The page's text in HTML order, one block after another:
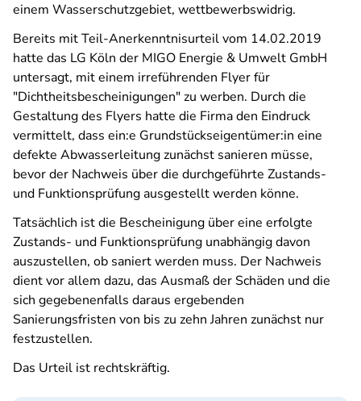
einem Wasserschutzgebiet, wettbewerbswidrig.
Bereits mit Teil-Anerkenntnisurteil vom 14.02.2019
hatte das LG Köln der MIGO Energie & Umwelt GmbH
untersagt, mit einem irreführenden Flyer für
"Dichtheitsbescheinigungen" zu werben. Durch die
Gestaltung des Flyers hatte die Firma den Eindruck
vermittelt, dass ein:e Grundstückseigentümer:in eine
defekte Abwasserleitung zunächst sanieren müsse,
bevor der Nachweis über die durchgeführte Zustands-
und Funktionsprüfung ausgestellt werden könne.
Tatsächlich ist die Bescheinigung über eine erfolgte
Zustands- und Funktionsprüfung unabhängig davon
auszustellen, ob saniert werden muss. Der Nachweis
dient vor allem dazu, das Ausmaß der Schäden und die
sich gegebenenfalls daraus ergebenden
Sanierungsfristen von bis zu zehn Jahren zunächst nur
festzustellen.
Das Urteil ist rechtskräftig.